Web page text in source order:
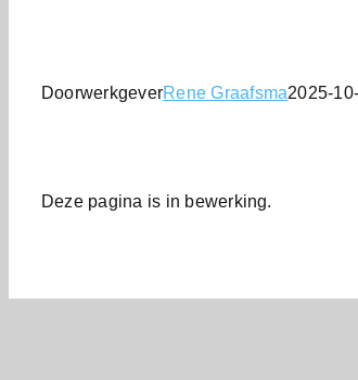
DoorwerkgeverRene Graafsma2025-
Deze pagina is in bewerking.